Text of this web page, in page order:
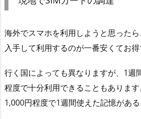
海外でスマホを利用しようと思った
入手して利用するのが一番安くてお得
行く国によっても異なりますが、1週
程度で十分利用できることもありま
1,000円程度で1週間使えた記憶がある